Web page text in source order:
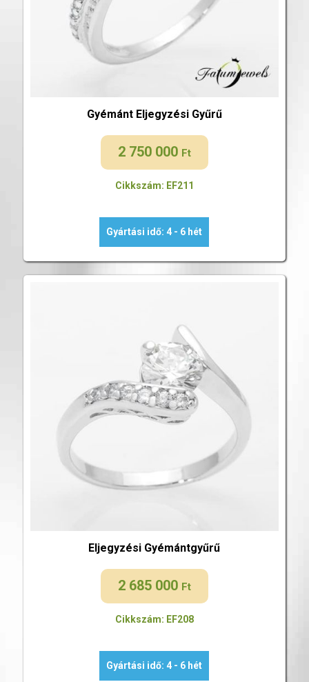
Gyémánt Eljegyzési Gyűrű
2 750 000 Ft
Cikkszám: EF211
Gyártási idő: 4 - 6 hét
Eljegyzési Gyémántgyűrű
2 685 000 Ft
Cikkszám: EF208
Gyártási idő: 4 - 6 hét